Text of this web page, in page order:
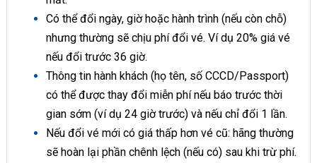
Có thể đổi ngày, giờ hoặc hành trình (nếu còn chỗ)
nhưng thường sẽ chịu phí đổi vé. Ví dụ 20% giá vé
nếu đổi trước 36 giờ.
Thông tin hành khách (họ tên, số CCCD/Passport)
có thể được thay đổi miễn phí nếu báo trước thời
gian sớm (ví dụ 24 giờ trước) và nếu chỉ đổi 1 lần.
Nếu đổi vé mới có giá thấp hơn vé cũ: hãng thường
sẽ hoàn lại phần chênh lệch (nếu có) sau khi trừ phí.